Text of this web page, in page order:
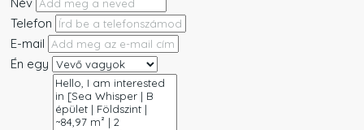
Telefon
E-mail
Én egy